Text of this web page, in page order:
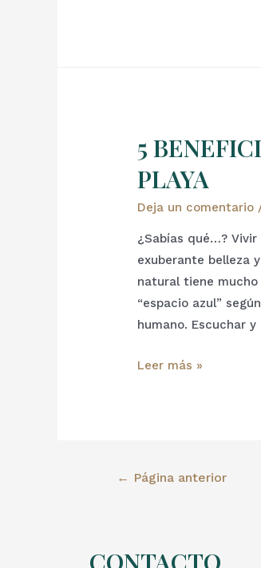
5
PLAYA
Deja un comentario
¿Sabías qué…?
exuberante belleza
natural tiene mucho
“espacio azul”
humano. Escuchar
Leer más »
← Página anterior